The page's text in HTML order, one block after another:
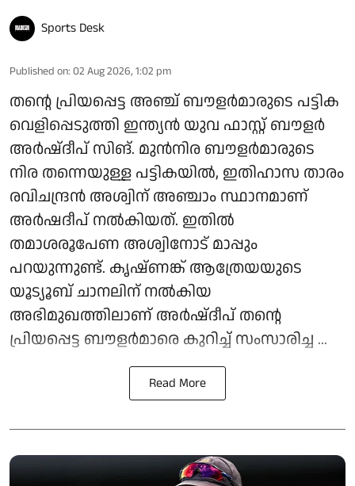
Sports Desk
Published on: 02 Aug 2026, 1:02 pm
തന്റെ പ്രിയപ്പെട്ട അഞ്ച് ബൗളര്‍മാരുടെ പട്ടിക
വെളിപ്പെടുത്തി ഇന്ത്യന്‍ യുവ ഫാസ്റ്റ് ബൗളര്‍
അര്‍ഷ്ദീപ് സിങ്. മുന്‍നിര ബൗളര്‍മാരുടെ
നിര തന്നെയുള്ള പട്ടികയില്‍, ഇതിഹാസ താരം
രവിചന്ദ്രന്‍ അശ്വിന് അഞ്ചാം സ്ഥാനമാണ്
അര്‍ഷദീപ് നല്‍കിയത്. ഇതില്‍
തമാശരൂപേണ അശ്വിനോട് മാപ്പും
പറയുന്നുണ്ട്. കൃഷ്ണങ്ക് ആത്രേയയുടെ
യൂട്യൂബ് ചാനലിന് നല്‍കിയ
അഭിമുഖത്തിലാണ് അര്‍ഷ്ദീപ് തന്റെ
പ്രിയപ്പെട്ട ബൗളര്‍മാരെ കുറിച്ച് സംസാരിച്ച ...
Read More